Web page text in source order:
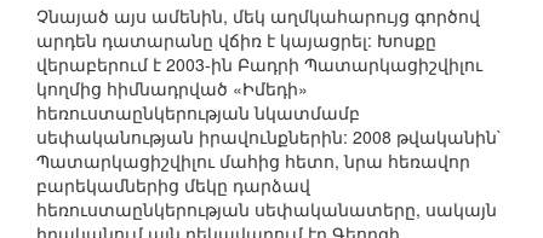
Չնայած այս ամենին, մեկ աղմկահարույց գործով
արդեն դատարանը վճիռ է կայացրել: Խոսքը
վերաբերում է 2003-ին Բադրի Պատարկացիշվիլու
կողմից հիմնադրված «Իմեդի»
հեռուստաընկերության նկատմամբ
սեփականության իրավունքներին: 2008 թվականին`
Պատարկացիշվիլու մահից հետո, նրա հեռավոր
բարեկամներից մեկը դարձավ
հեռուստաընկերության սեփականատերը, սակայն